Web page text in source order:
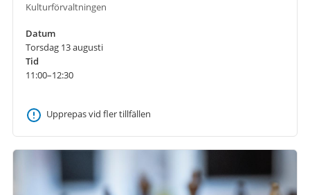
Kulturförvaltningen
Datum
Torsdag 13 augusti
Tid
11:00–12:30
Upprepas vid fler tillfällen